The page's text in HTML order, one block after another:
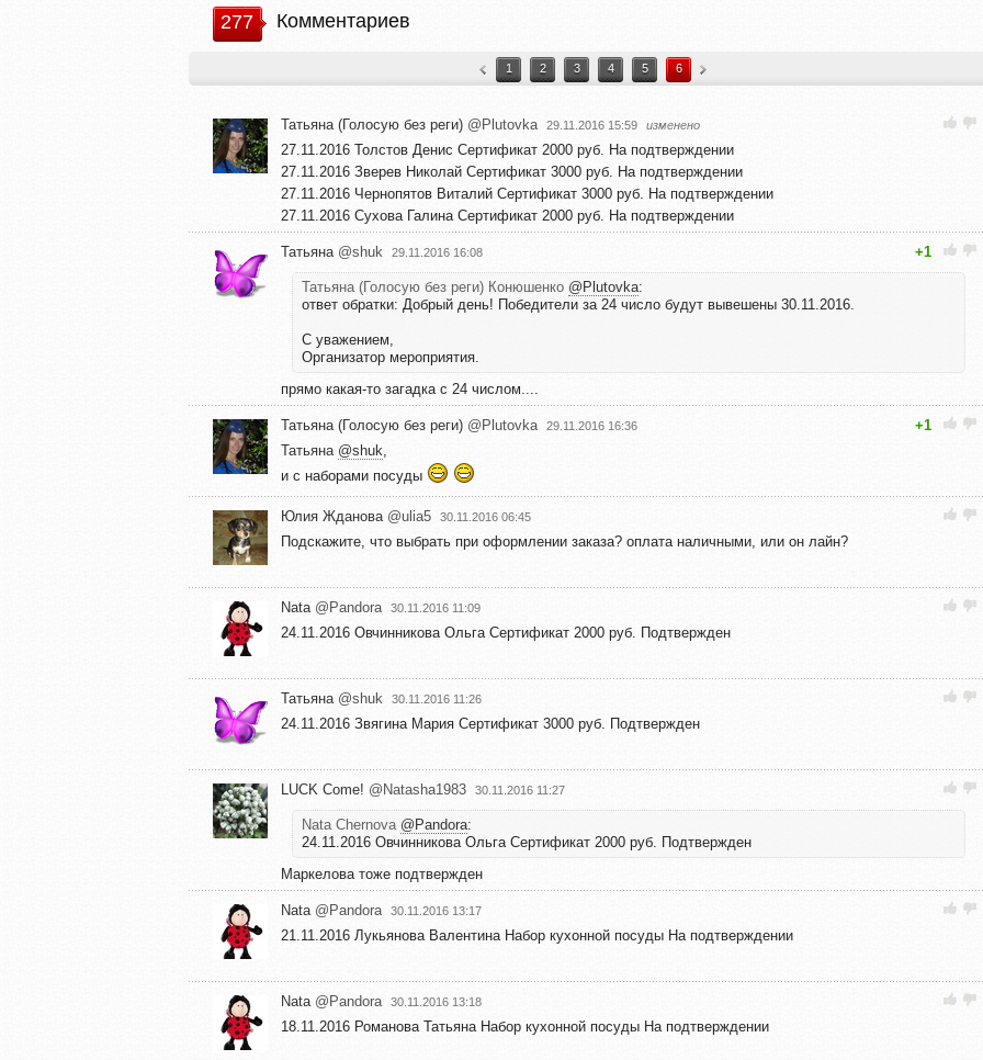
277 Комментариев
1 2 3 4 5 6
Татьяна (Голосую без реги) @Plutovka 29.11.2016 15:59 изменено
27.11.2016 Толстов Денис Сертификат 2000 руб. На подтверждении
27.11.2016 Зверев Николай Сертификат 3000 руб. На подтверждении
27.11.2016 Чернопятов Виталий Сертификат 3000 руб. На подтверждении
27.11.2016 Сухова Галина Сертификат 2000 руб. На подтверждении
Татьяна @shuk 29.11.2016 16:08 +1
Татьяна (Голосую без реги) Конюшенко @Plutovka:
ответ обратки: Добрый день! Победители за 24 число будут вывешены 30.11.2016.
С уважением,
Организатор мероприятия.
прямо какая-то загадка с 24 числом....
Татьяна (Голосую без реги) @Plutovka 29.11.2016 16:36
+1
Татьяна @shuk,
и с наборами посуды
Юлия Жданова @ulia5 30.11.2016 06:45
Подскажите, что выбрать при оформлении заказа? оплата наличными, или он лайн?
Nata @Pandora 30.11.2016 11:09
24.11.2016 Овчинникова Ольга Сертификат 2000 руб. Подтвержден
Татьяна @shuk 30.11.2016 11:26
24.11.2016 Звягина Мария Сертификат 3000 руб. Подтвержден
LUCK Come! @Natasha1983 30.11.2016 11:27
Nata Chernova @Pandora:
24.11.2016 Овчинникова Ольга Сертификат 2000 руб. Подтвержден
Маркелова тоже подтвержден
Nata @Pandora 30.11.2016 13:17
21.11.2016 Лукьянова Валентина Набор кухонной посуды На подтверждении
Nata @Pandora 30.11.2016 13:18
18.11.2016 Романова Татьяна Набор кухонной посуды На подтверждении